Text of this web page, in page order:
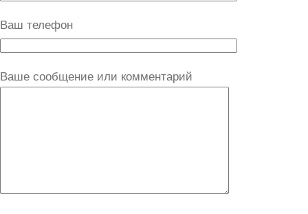
Ваш телефон
Ваше сообщение или комментарий